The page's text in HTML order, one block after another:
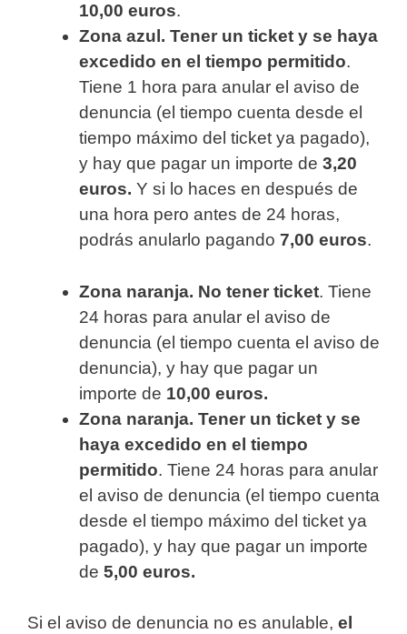
10,00 euros.
Zona azul. Tener un ticket y se haya
excedido en el tiempo permitido.
Tiene 1 hora para anular el aviso de
denuncia (el tiempo cuenta desde el
tiempo máximo del ticket ya pagado),
y hay que pagar un importe de 3,20
euros. Y si lo haces en después de
una hora pero antes de 24 horas,
podrás anularlo pagando 7,00 euros.
Zona naranja. No tener ticket. Tiene
24 horas para anular el aviso de
denuncia (el tiempo cuenta el aviso de
denuncia), y hay que pagar un
importe de 10,00 euros.
Zona naranja. Tener un ticket y se
haya excedido en el tiempo
permitido. Tiene 24 horas para anular
el aviso de denuncia (el tiempo cuenta
desde el tiempo máximo del ticket ya
pagado), y hay que pagar un importe
de 5,00 euros.
Si el aviso de denuncia no es anulable, el